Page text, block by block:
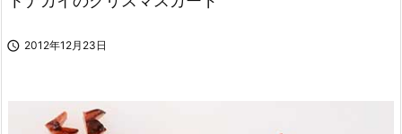
 2012年12月23日